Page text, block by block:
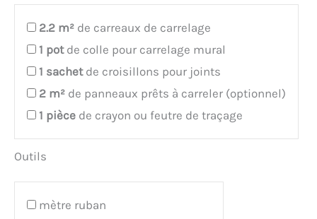
2.2 m² de carreaux de carrelage
1 potde colle pour carrelage mural
1 sachetde croisillons pour joints
2 m² de panneaux prêts à carreler (optionnel)
1 pièce de crayon ou feutre de traçage
Outils
mètre ruban